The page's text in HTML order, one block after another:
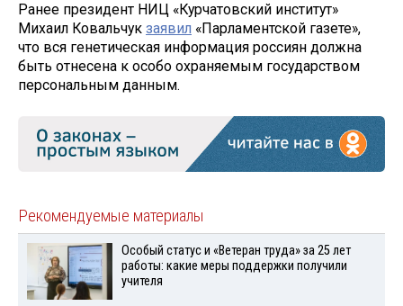
Ранее президент НИЦ «Курчатовский институт»
Михаил Ковальчук заявил «Парламентской газете»,
что вся генетическая информация россиян должна
быть отнесена к особо охраняемым государством
персональным данным.
Рекомендуемые материалы
Особый статус и «Ветеран труда» за 25 лет
работы: какие меры поддержки получили
учителя